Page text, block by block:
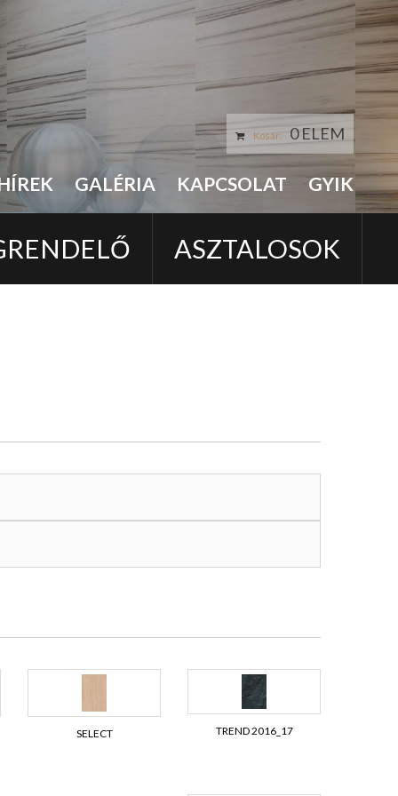
GALÉRIA KAPCSOLAT GYIK
Kosár: 0 ELEM
ASZTALOSOK
SELECT TREND 2016_17